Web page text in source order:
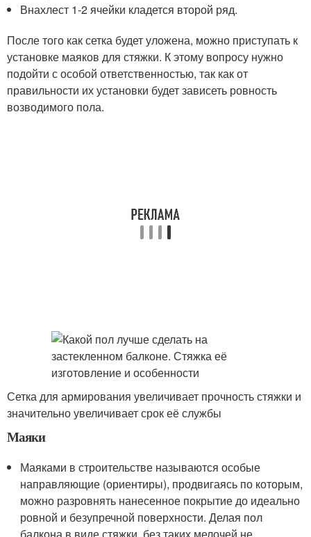
Внахлест 1-2 ячейки кладется второй ряд.
После того как сетка будет уложена, можно приступать к
установке маяков для стяжки. К этому вопросу нужно
подойти с особой ответственностью, так как от
правильности их установки будет зависеть ровность
возводимого пола.
Сетка для армирования увеличивает прочность стяжки и
значительно увеличивает срок её службы
Маяки
Маяками в строительстве называются особые
направляющие (ориентиры), продвигаясь по которым,
можно разровнять нанесенное покрытие до идеально
ровной и безупречной поверхности. Делая пол